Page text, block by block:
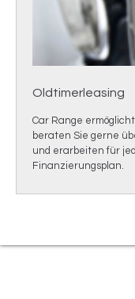
Oldtimerleasing
Car Range
beraten Sie gerne
und erarbeiten für
Finanzierungsplan.